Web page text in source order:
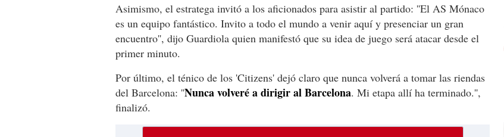
Asimismo, el estratega invitó a los aficionados para asistir al partido: ''El AS Mónaco
es un equipo fantástico. Invito a todo el mundo a venir aquí y presenciar un gran
encuentro'', dijo Guardiola quien manifestó que su idea de juego será atacar desde el
primer minuto.
Por último, el ténico de los 'Citizens' dejó claro que nunca volverá a tomar las riendas
del Barcelona: ''Nunca volveré a dirigir al Barcelona. Mi etapa allí ha terminado.'',
finalizó.